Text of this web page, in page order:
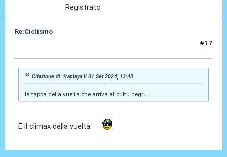
Registrato
Re:Ciclismo
#17
Citazione di: fraplaya il 01 Set 2024, 13:40
la tappa della vuelta che arriva al cuitu negru
È il climax della vuelta.